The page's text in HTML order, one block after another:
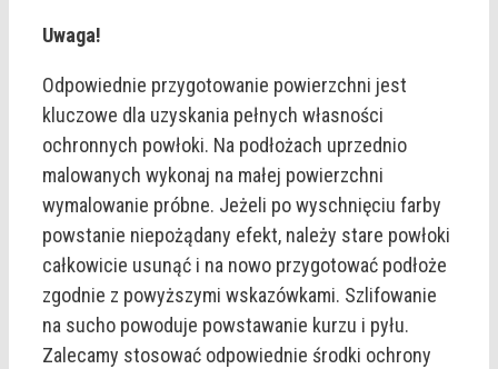
Uwaga!
Odpowiednie przygotowanie powierzchni jest
kluczowe dla uzyskania pełnych własności
ochronnych powłoki. Na podłożach uprzednio
malowanych wykonaj na małej powierzchni
wymalowanie próbne. Jeżeli po wyschnięciu farby
powstanie niepożądany efekt, należy stare powłoki
całkowicie usunąć i na nowo przygotować podłoże
zgodnie z powyższymi wskazówkami. Szlifowanie
na sucho powoduje powstawanie kurzu i pyłu.
Zalecamy stosować odpowiednie środki ochrony